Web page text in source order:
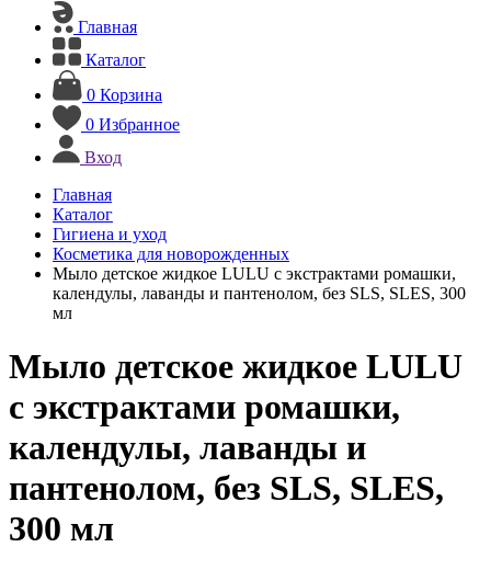
Главная
Каталог
0 Корзина
0 Избранное
Вход
Главная
Каталог
Гигиена и уход
Косметика для новорожденных
Мыло детское жидкое LULU с экстрактами ромашки,
календулы, лаванды и пантенолом, без SLS, SLES, 300
мл
Мыло детское жидкое LULU
с экстрактами ромашки,
календулы, лаванды и
пантенолом, без SLS, SLES,
300 мл